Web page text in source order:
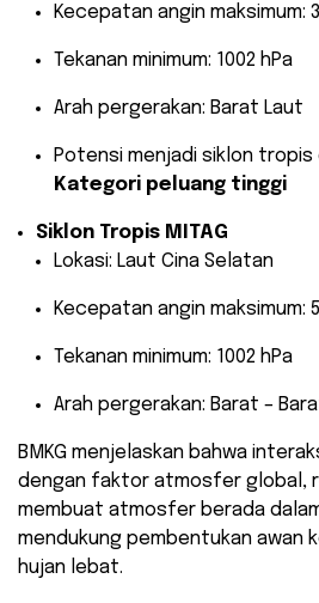
Kecepatan angin maksimum:
Tekanan minimum: 1002 hPa
Arah pergerakan: Barat Laut
Potensi menjadi siklon tropis
Kategori peluang tinggi
Siklon Tropis MITAG
Lokasi: Laut Cina Selatan
Kecepatan angin maksimum:
Tekanan minimum: 1002 hPa
Arah pergerakan: Barat –
BMKG menjelaskan bahwa
dengan faktor atmosfer global,
membuat atmosfer berada
mendukung pembentukan awan
hujan lebat.